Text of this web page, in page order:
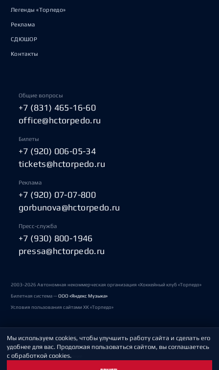
Легенды «Торпедо»
Реклама
СДЮШОР
Контакты
Общие вопросы
+7 (831) 465-16-60
office@hctorpedo.ru
Билеты
+7 (920) 006-05-34
tickets@hctorpedo.ru
Реклама
+7 (920) 07-07-800
gorbunova@hctorpedo.ru
Пресс-служба
+7 (930) 800-1946
pressa@hctorpedo.ru
2003-2026 Автономная некоммерческая организация «Хоккейный клуб «Торпедо»
Билетная система —ООО «Яндекс Музыка»
Условия пользования сайтами ХК «Торпедо»
Политика обработки персональных данных
Пользовательское соглашение
Мы используем cookies, чтобы улучшить работу сайта и сделать его
удобнее для вас. Продолжая пользоваться сайтом, вы соглашаетесь
с обработкой cookies.